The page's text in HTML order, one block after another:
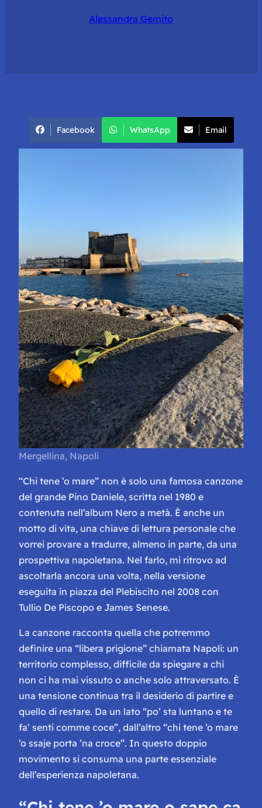
Alessandra Gemito
Facebook WhatsApp Email
Mergellina, Napoli
“Chi tene ’o mare” non è solo una famosa canzone
del grande Pino Daniele, scritta nel 1980 e
contenuta nell’album Nero a metà. È anche un
motto di vita, una chiave di lettura personale che
vorrei provare a tradurre, almeno in parte, da una
prospettiva napoletana. Nel farlo, mi ritrovo ad
ascoltarla ancora una volta, nella versione
eseguita in piazza del Plebiscito nel 2008 con
Tullio De Piscopo e James Senese.
La canzone racconta quella che potremmo
definire una “libera prigione” chiamata Napoli: un
territorio complesso, difficile da spiegare a chi
non ci ha mai vissuto o anche solo attraversato. È
una tensione continua tra il desiderio di partire e
quello di restare. Da un lato “po’ sta luntano e te
fa’ senti comme coce”, dall’altro “chi tene ’o mare
’o ssaje porta ’na croce”. In questo doppio
movimento si consuma una parte essenziale
dell’esperienza napoletana.